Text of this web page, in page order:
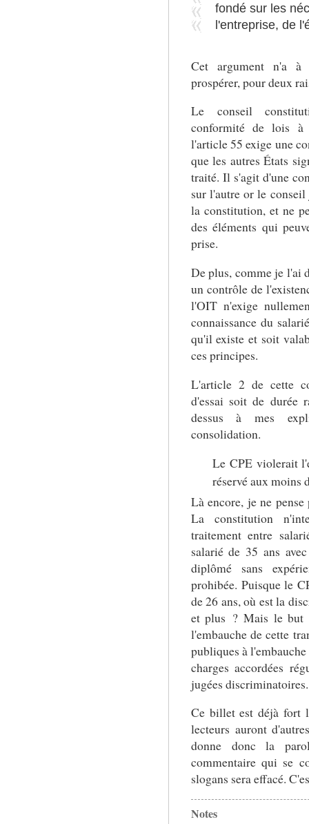
fondé sur les
l'entreprise, de
Cet argument n'a à
prospérer, pour deux
Le conseil
conformité de lois à
l'article 55 exige une
que les autres États
traité. Il s'agit d'une
sur l'autre or le
la constitution, et ne
des éléments qui
prise.
De plus, comme je l'ai
un contrôle de
l'OIT n'exige
connaissance du
qu'il existe et soit
ces principes.
L'article 2 de cette
d'essai soit de durée
dessus à mes
consolidation.
Le CPE violerait
réservé aux moins
Là encore, je ne
La constitution
traitement entre
salarié de 35 ans
diplômé sans
prohibée. Puisque le
de 26 ans, où est la
et plus ? Mais le but
l'embauche de cette
publiques à
charges accordées
jugées discriminatoires.
Ce billet est déjà fort
lecteurs auront
donne donc la
commentaire qui se
slogans sera effacé.
Notes